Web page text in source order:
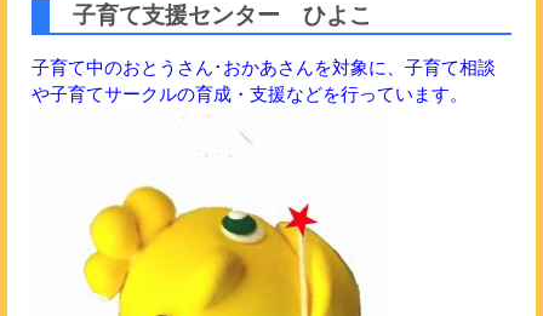
子育て支援センター ひよこ
子育て中のおとうさん･おかあさんを対象に、子育て相談
や子育てサークルの育成・支援などを行っています。